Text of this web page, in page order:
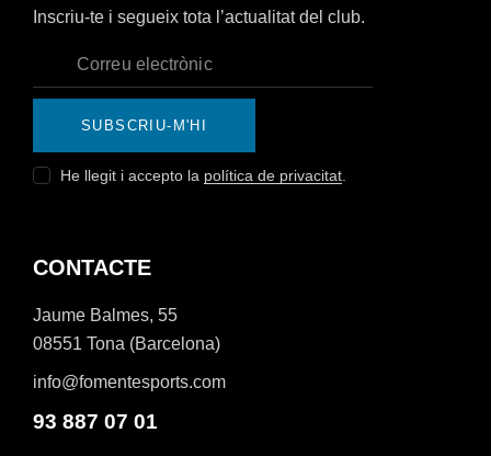
Inscriu-te i segueix tota l’actualitat del club.
SUBSCRIU-M'HI
He llegit i accepto la política de privacitat
CONTACTE
Jaume Balmes, 55
08551 Tona (Barcelona)
info@fomentesports.com
93 887 07 01